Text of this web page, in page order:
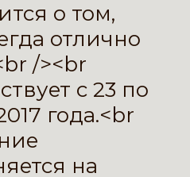
о том,
отлично
/><br
с 23 по
года.<br
на